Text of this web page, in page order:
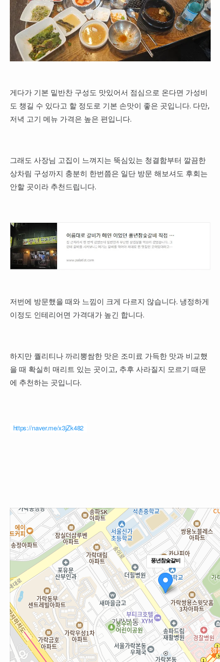
게다가 기본 밑반찬 구성도 맛있어서 점심으로 온다면 가성비
도 챙길 수 있다고 할 정도로 기본 손맛이 좋은 곳입니다. 다만,
저녁 고기 메뉴 가격은 높은 편입니다.
그래도 사장님 고집이 느껴지는 뚝심있는 청결함부터 깔끔한
상차림 구성까지 충분히 한번쯤은 일단 방문 해보셔도 후회는
안할 곳이라 추천드립니다.
저번에 방문했을 때와 느낌이 크게 다르지 않습니다. 냉정하게
이정도 인테리어면 가격대가 높긴 합니다.
하지만 퀄리티나 까리뽕쌈한 맛은 조미료 가득한 맛과 비교했
을 때 확실히 매리트 있는 곳이고, 추후 사라질지 모르기 때문
에 추천하는 곳입니다.
https://naver.me/x3jZk482
풍년참숯갈비